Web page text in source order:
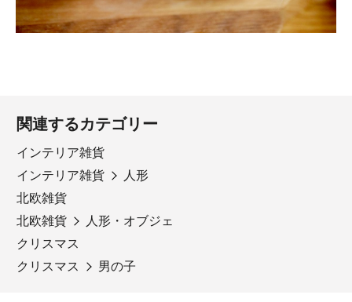
関連するカテゴリー
インテリア雑貨
インテリア雑貨
人形
北欧雑貨
北欧雑貨
人形・オブジェ
クリスマス
クリスマス
男の子